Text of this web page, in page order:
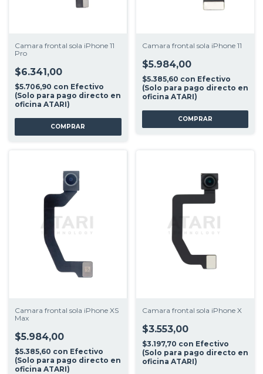
Camara frontal sola iPhone 11
Pro
$6.341,00
$5.706,90 con Efectivo
(Solo para pago directo en
oficina ATARI)
Camara frontal sola iPhone 11
$5.984,00
$5.385,60 con Efectivo
(Solo para pago directo en
oficina ATARI)
Camara frontal sola iPhone XS
Max
$5.984,00
$5.385,60 con Efectivo
(Solo para pago directo en
oficina ATARI)
Camara frontal sola iPhone X
$3.553,00
$3.197,70 con Efectivo
(Solo para pago directo en
oficina ATARI)